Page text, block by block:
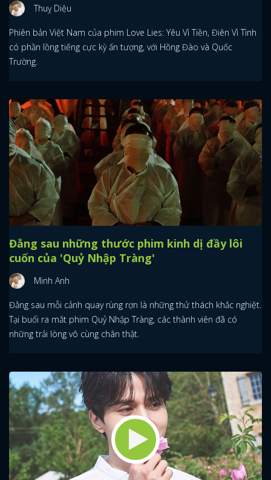
Thuỵ Diệu
Phiên bản Việt Nam của phim Love Lies: Yêu Vì Tiền, Điên Vì Tình
có phần lồng tiếng cực kỳ ấn tượng, với Hồng Đào và Quốc
Trường.
Đằng sau những thước phim kinh dị đầy lôi
cuốn của 'Quỷ Nhập Tràng'
Minh Anh
Đằng sau mỗi cảnh quay rùng rợn là những thử thách khắc nghiệt.
Tại buổi ra mắt phim Quỷ Nhập Tràng, các thành viên đã có
những trải lòng vô cùng chân thật.